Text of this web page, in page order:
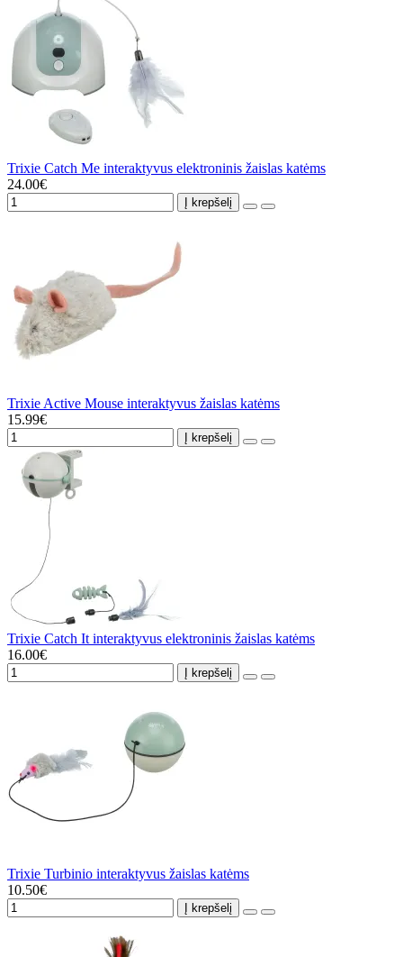
Trixie Catch Me interaktyvus elektroninis žaislas katėms
24.00€
Į krepšelį
Trixie Active Mouse interaktyvus žaislas katėms
15.99€
Į krepšelį
Trixie Catch It interaktyvus elektroninis žaislas katėms
16.00€
Į krepšelį
Trixie Turbinio interaktyvus žaislas katėms
10.50€
Į krepšelį